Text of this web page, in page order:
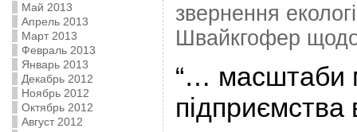
Май 2013
Апрель 2013
Март 2013
Февраль 2013
Январь 2013
Декабрь 2012
Ноябрь 2012
Октябрь 2012
Август 2012
звернення
Швайкгофер щодо
“… масштаби